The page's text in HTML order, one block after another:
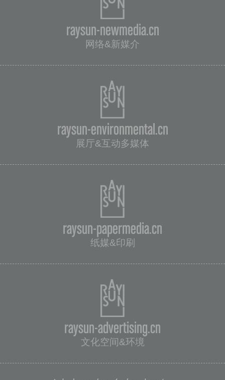
raysun-newmedia.cn
网络&新媒介
raysun-environmental.cn
展厅&互动多媒体
raysun-papermedia.cn
纸媒&印刷
raysun-advertising.cn
文化空间&环境